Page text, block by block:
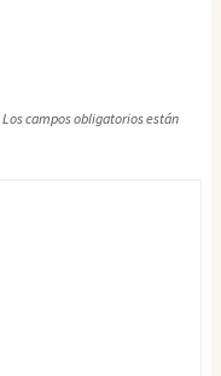
Los campos obligatorios están